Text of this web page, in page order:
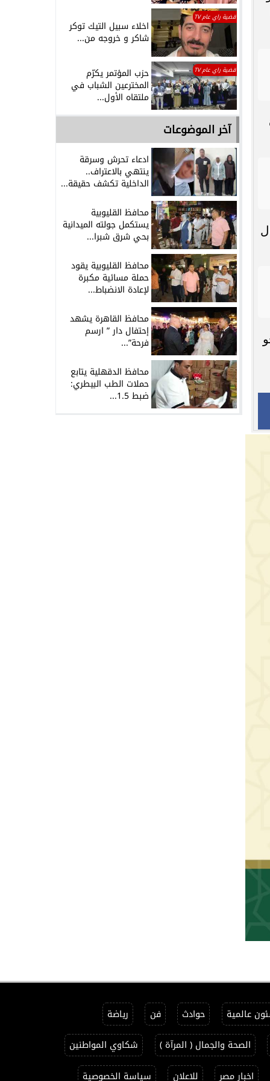
قضية راي عام TV
اخلاء سبيل التيك توكر
شاكر و خروجه من...
قضية راي عام TV حزب المؤتمر يكرّم
المخترعين الشباب في
ملتقاه الأول...
آخر الموضوعات
ادعاء تحرش وسرقة
ينتهي بالاعتراف..
الداخلية تكشف حقيقة...
محافظ القليوبية
يستكمل جولته الميدانية
بحي شرق شبرا...
محافظ القليوبية يقود
حملة مسائية مكبرة
لإعادة الانضباط...
محافظ القاهرة يشهد
إحتفال دار ” ارسم
فرحة”...
محافظ الدقهلية يتابع
حملات الطب البيطري:
ضبط 1.5...
عالمية حوادث فن
رياضة
الصحة والجمال ( المرآة )
شكاوي المواطنين
اخبار مصر للاعلان سياسة الخصوصية